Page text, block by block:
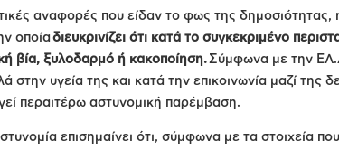
αναφορές που είδαν το φως της δημοσιότητας,
οποίαδιευκρινίζει ότι κατά το συγκεκριμένο
βία, ξυλοδαρμό ή κακοποίηση. Σύμφωνα με την
στην υγεία της και κατά την επικοινωνία μαζί της
περαιτέρω αστυνομική παρέμβαση.
επισημαίνει ότι, σύμφωνα με τα στοιχεία